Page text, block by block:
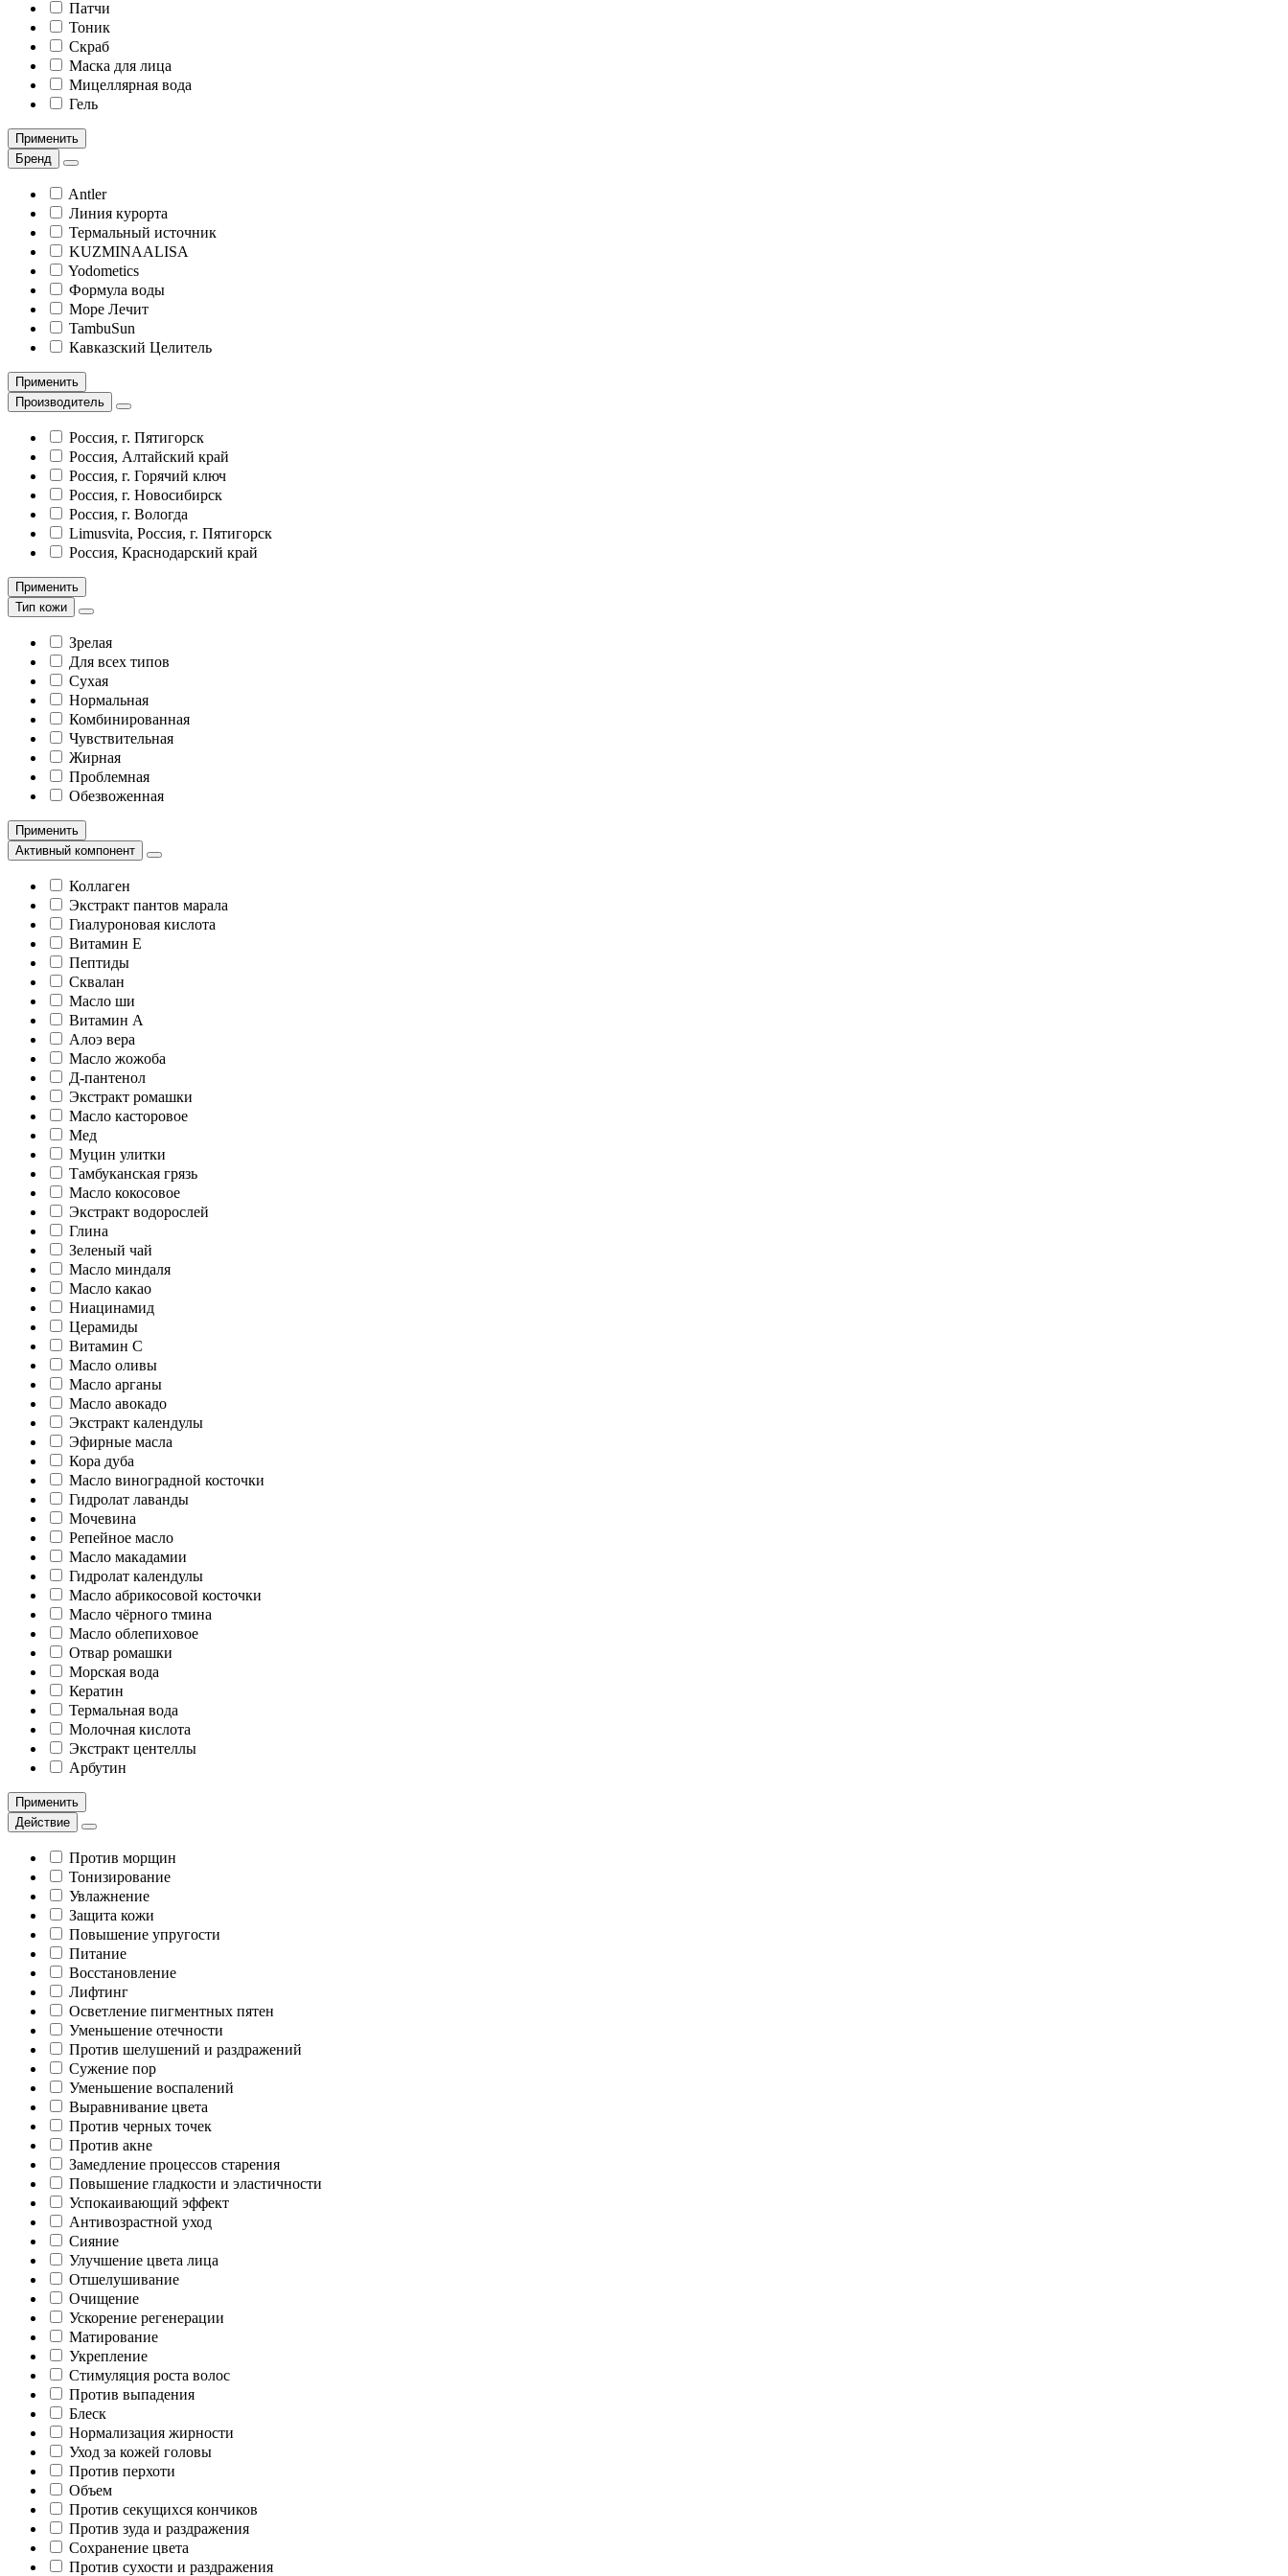
Патчи
Тоник
Скраб
Маска для лица
Мицеллярная вода
Гель
Применить
Бренд
Antler
Линия курорта
Термальный источник
KUZMINAALISA
Yodometics
Формула воды
Море Лечит
TambuSun
Кавказский Целитель
Применить
Производитель
Россия, г. Пятигорск
Россия, Алтайский край
Россия, г. Горячий ключ
Россия, г. Новосибирск
Россия, г. Вологда
Limusvita, Россия, г. Пятигорск
Россия, Краснодарский край
Применить
Тип кожи
Зрелая
Для всех типов
Сухая
Нормальная
Комбинированная
Чувствительная
Жирная
Проблемная
Обезвоженная
Применить
Активный компонент
Коллаген
Экстракт пантов марала
Гиалуроновая кислота
Витамин Е
Пептиды
Сквалан
Масло ши
Витамин А
Алоэ вера
Масло жожоба
Д-пантенол
Экстракт ромашки
Масло касторовое
Мед
Муцин улитки
Тамбуканская грязь
Масло кокосовое
Экстракт водорослей
Глина
Зеленый чай
Масло миндаля
Масло какао
Ниацинамид
Церамиды
Витамин C
Масло оливы
Масло арганы
Масло авокадо
Экстракт календулы
Эфирные масла
Кора дуба
Масло виноградной косточки
Гидролат лаванды
Мочевина
Репейное масло
Масло макадамии
Гидролат календулы
Масло абрикосовой косточки
Масло чёрного тмина
Масло облепиховое
Отвар ромашки
Морская вода
Кератин
Термальная вода
Молочная кислота
Экстракт центеллы
Арбутин
Применить
Действие
Против морщин
Тонизирование
Увлажнение
Защита кожи
Повышение упругости
Питание
Восстановление
Лифтинг
Осветление пигментных пятен
Уменьшение отечности
Против шелушений и раздражений
Сужение пор
Уменьшение воспалений
Выравнивание цвета
Против черных точек
Против акне
Замедление процессов старения
Повышение гладкости и эластичности
Успокаивающий эффект
Антивозрастной уход
Сияние
Улучшение цвета лица
Отшелушивание
Очищение
Ускорение регенерации
Матирование
Укрепление
Стимуляция роста волос
Против выпадения
Блеск
Нормализация жирности
Уход за кожей головы
Против перхоти
Объем
Против секущихся кончиков
Против зуда и раздражения
Сохранение цвета
Против сухости и раздражения